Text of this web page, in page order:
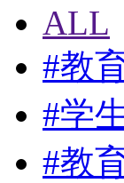
ALL
#教
#学
#教